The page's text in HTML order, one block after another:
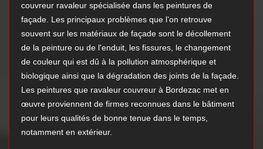
couvreur ravaleur spécialisée dans les peintures de
façade. Les principaux problèmes que l’on retrouve
souvent sur les matériaux de façade sont le décollement
de la peinture ou de l'enduit, les fissures, le changement
de couleur qui est dû à la pollution atmosphérique et
biologique ainsi que la dégradation des joints de la façade.
Les peintures que ravaleur couvreur à Bordezac met en
œuvre proviennent de firmes reconnues dans le bâtiment
pour leurs qualités de bonne tenue dans le temps,
notamment en extérieur.